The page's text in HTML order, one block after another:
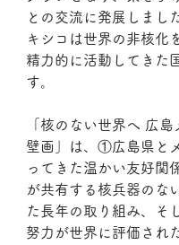
との交流に発展しまし
キシコは世界の非核化
精力的に活動してきた
す。
「核のない世界へ 広
壁画」は、①広島県と
ってきた温かい友好関
が共有する核兵器のな
た長年の取り組み、そ
努力が世界に評価され